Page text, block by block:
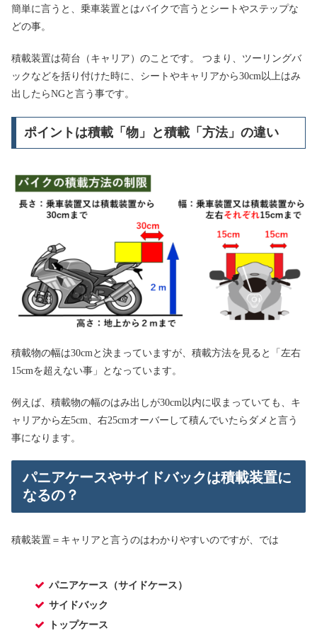
簡単に言うと、乗車装置とはバイクで言うとシートやステップな
どの事。
積載装置は荷台（キャリア）のことです。 つまり、ツーリングバ
ックなどを括り付けた時に、シートやキャリアから30cm以上はみ
出したらNGと言う事です。
ポイントは積載「物」と積載「方法」の違い
積載物の幅は30cmと決まっていますが、積載方法を見ると「左右
15cmを超えない事」となっています。
例えば、積載物の幅のはみ出しが30cm以内に収まっていても、キ
ャリアから左5cm、右25cmオーバーして積んでいたらダメと言う
事になります。
パニアケースやサイドバックは積載装置に
なるの？
積載装置＝キャリアと言うのはわかりやすいのですが、では
パニアケース（サイドケース）
サイドバック
トップケース